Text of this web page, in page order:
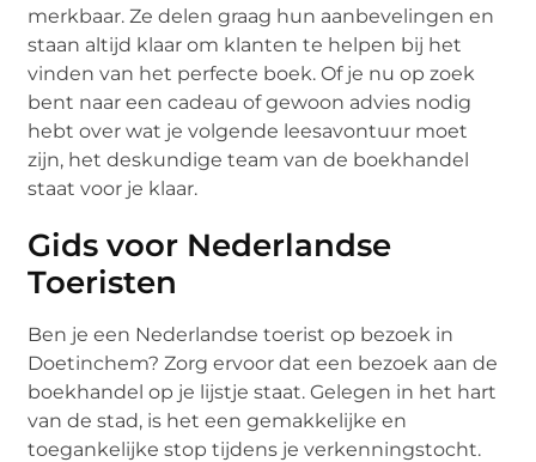
merkbaar. Ze delen graag hun aanbevelingen en
staan altijd klaar om klanten te helpen bij het
vinden van het perfecte boek. Of je nu op zoek
bent naar een cadeau of gewoon advies nodig
hebt over wat je volgende leesavontuur moet
zijn, het deskundige team van de boekhandel
staat voor je klaar.
Gids voor Nederlandse
Toeristen
Ben je een Nederlandse toerist op bezoek in
Doetinchem? Zorg ervoor dat een bezoek aan de
boekhandel op je lijstje staat. Gelegen in het hart
van de stad, is het een gemakkelijke en
toegankelijke stop tijdens je verkenningstocht.